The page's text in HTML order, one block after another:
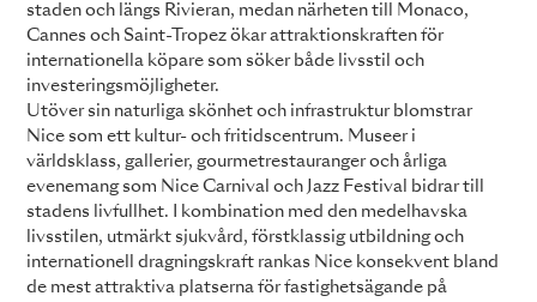
staden och längs Rivieran, medan närheten till Monaco,
Cannes och Saint-Tropez ökar attraktionskraften för
internationella köpare som söker både livsstil och
investeringsmöjligheter.
Utöver sin naturliga skönhet och infrastruktur blomstrar
Nice som ett kultur- och fritidscentrum. Museer i
världsklass, gallerier, gourmetrestauranger och årliga
evenemang som Nice Carnival och Jazz Festival bidrar till
stadens livfullhet. I kombination med den medelhavska
livsstilen, utmärkt sjukvård, förstklassig utbildning och
internationell dragningskraft rankas Nice konsekvent bland
de mest attraktiva platserna för fastighetsägande på